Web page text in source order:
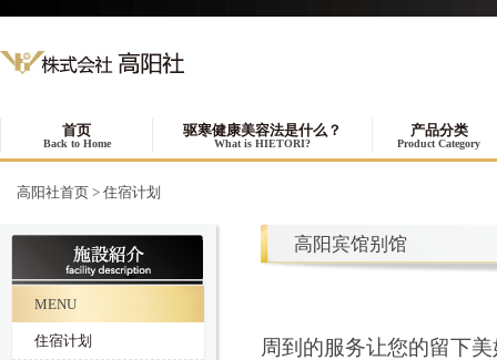
首页
Back to Home
驱寒健康美容法是什么？
What is HIETORI?
产品分类
Product Category
高阳社首页 > 住宿计划
MENU
住宿计划
高阳宾馆别馆
周到的服务让您的留下